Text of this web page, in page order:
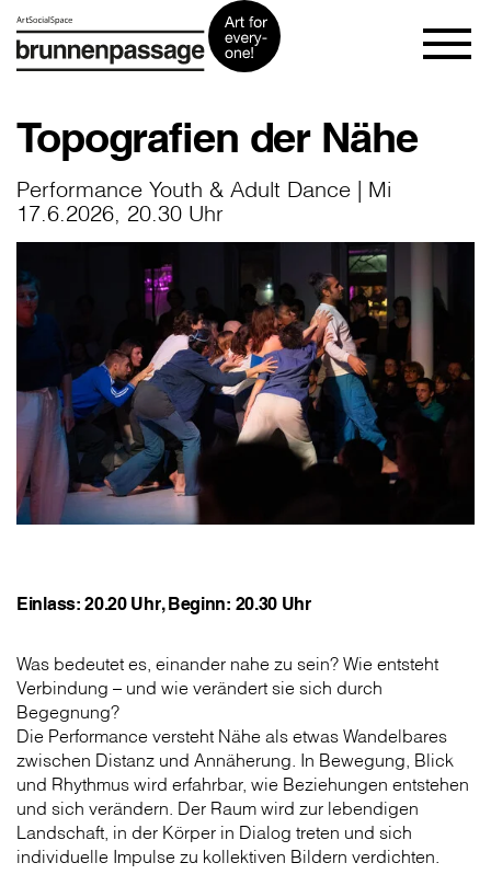
Topografien der Nähe
Performance Youth & Adult Dance | Mi
17.6.2026, 20.30 Uhr
Einlass: 20.20 Uhr, Beginn: 20.30 Uhr
Was bedeutet es, einander nahe zu sein? Wie entsteht
Verbindung – und wie verändert sie sich durch
Begegnung?
Die Performance versteht Nähe als etwas Wandelbares
zwischen Distanz und Annäherung. In Bewegung, Blick
und Rhythmus wird erfahrbar, wie Beziehungen entstehen
und sich verändern. Der Raum wird zur lebendigen
Landschaft, in der Körper in Dialog treten und sich
individuelle Impulse zu kollektiven Bildern verdichten.